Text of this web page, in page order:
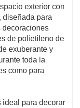
exterior con
diseñada para
decoraciones
de polietileno de
exuberante y
toda la
como para
ideal para decorar